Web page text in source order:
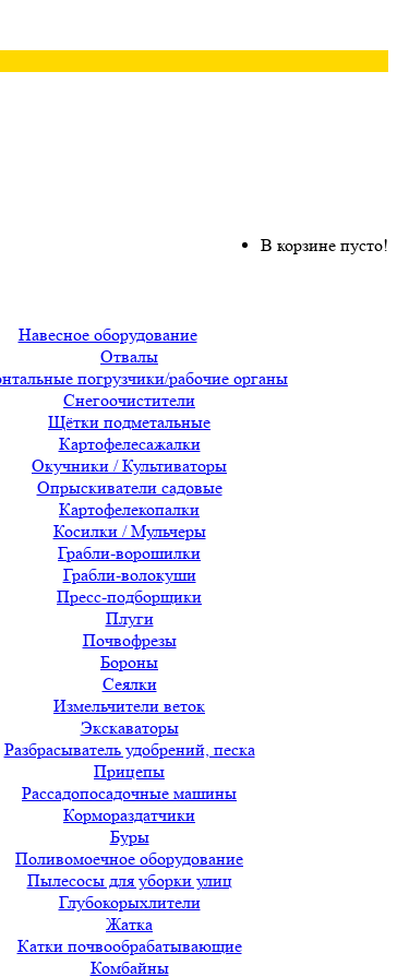
В корзине пусто!
Навесное оборудование
Отвалы
погрузчики/рабочие органы
Снегоочистители
Щётки подметальные
Картофелесажалки
Окучники / Культиваторы
Опрыскиватели садовые
Картофелекопалки
Косилки / Мульчеры
Грабли-ворошилки
Грабли-волокуши
Пресс-подборщики
Плуги
Почвофрезы
Бороны
Сеялки
Измельчители веток
Экскаваторы
Разбрасыватель удобрений, песка
Прицепы
Рассадопосадочные машины
Кормораздатчики
Буры
Поливомоечное оборудование
Пылесосы для уборки улиц
Глубокорыхлители
Жатка
Катки почвообрабатывающие
Комбайны